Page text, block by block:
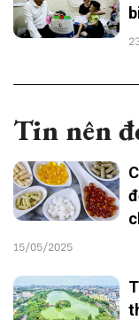
Tin nên
15/05/2025